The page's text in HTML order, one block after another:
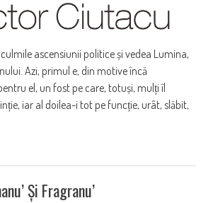
ascensiunii politice și vedea Lumina,
Azi, primul e, din motive încă
el, un fost pe care, totuși, mulți îl
iar al doilea-i tot pe funcție, urât, slăbit,
Și Fragranu’